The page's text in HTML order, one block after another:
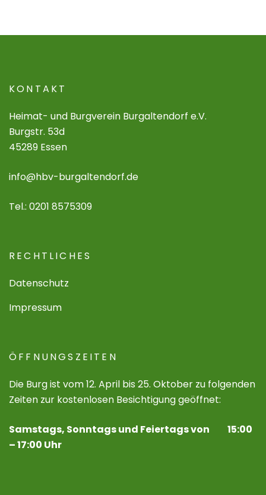
KONTAKT
Heimat- und Burgverein Burgaltendorf e.V.
Burgstr. 53d
45289 Essen
info@hbv-burgaltendorf.de
Tel.: 0201 8575309
RECHTLICHES
Datenschutz
Impressum
ÖFFNUNGSZEITEN
Die Burg ist vom 12. April bis 25. Oktober zu folgenden
Zeiten zur kostenlosen Besichtigung geöffnet:
Samstags, Sonntags und Feiertags von 15:00
– 17:00 Uhr